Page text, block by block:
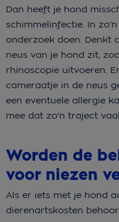
Dan heeft je hond
schimmelinfectie. In
onderzoek doen. Denkt
neus van je hond zit,
rhinoscopie uitvoeren.
cameraatje in de neus
een eventuele allergie
mee dat zo’n traject
Worden de
voor niezen
Als er iets met je hond
dierenartskosten